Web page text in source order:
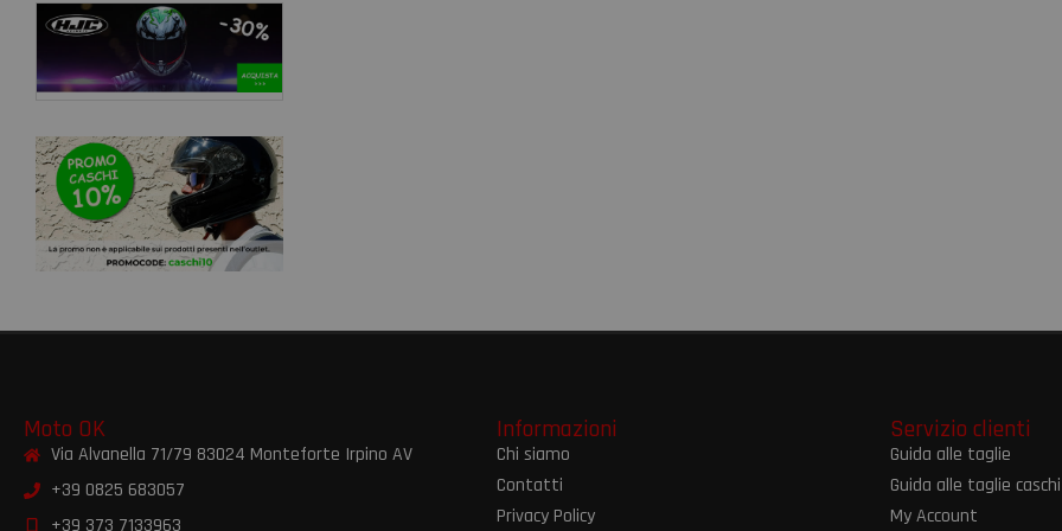
Moto OK
Via Alvanella 71/79 83024 Monteforte Irpino AV
+39 0825 683057
+39 373 7133963
Informazioni
Chi siamo
Contatti
Privacy Policy
Servizio clienti
Guida alle taglie
Guida alle taglie caschi
My Account